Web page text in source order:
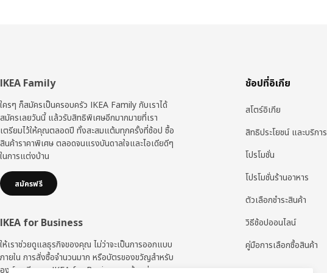
ส่วน
ท้าย
IKEA Family
ใครๆ ก็สมัครเป็นครอบครัว IKEA Family กับเราได้
สมัครเลยวันนี้ แล้วรับสิทธิพิเศษอีกมากมายที่เรา
เตรียมไว้ให้คุณตลอดปี ทั้งสะสมแต้มทุกครั้งที่ช้อป ซื้อ
สินค้าราคาพิเศษ ตลอดจนแรงบันดาลใจและไอเดียดีๆ
ในการแต่งบ้าน
สมัครฟรี
IKEA for Business
ให้เราช่วยดูแลธุรกิจของคุณ ไม่ว่าจะเป็นการออกแบบ
ภายใน การสั่งซื้อจำนวนมาก หรือบัตรของขวัญสำหรับ
องค์กร ทีมงาน IKEA for Business พร้อมช่วยคุณทุก
ช้อปที่อิเกีย
สโตร์อิเกีย
สิทธิประโยชน์ และบริการ
โปรโมชั่น
โปรโมชั่นร้านอาหาร
ตัวเลือกชำระสินค้า
วิธีช้อปออนไลน์
คู่มือการเลือกซื้อสินค้า